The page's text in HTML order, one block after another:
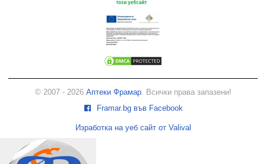
© 2007 - 2026 Аптеки Фрамар. Всички права запазени!
Framar.bg във Facebook
Изработка на уеб сайт от Valival